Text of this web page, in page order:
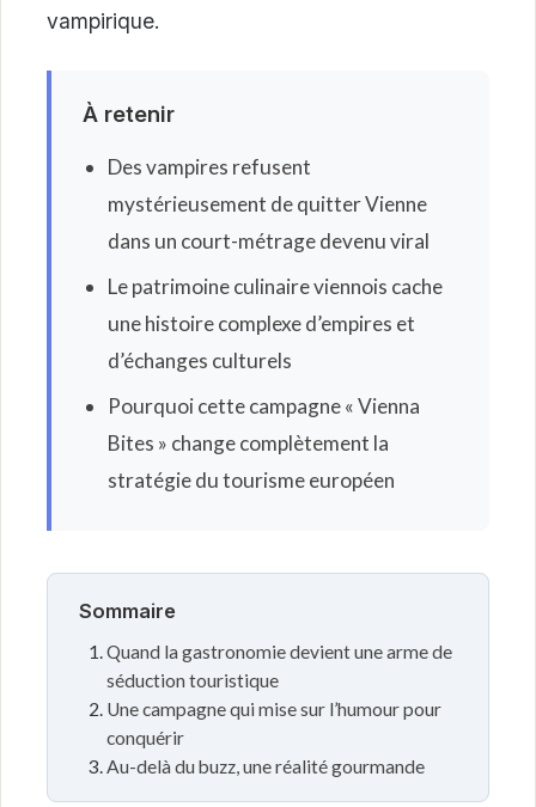
vampirique.
À retenir
Des vampires refusent
mystérieusement de quitter Vienne
dans un court-métrage devenu viral
Le patrimoine culinaire viennois cache
une histoire complexe d’empires et
d’échanges culturels
Pourquoi cette campagne « Vienna
Bites » change complètement la
stratégie du tourisme européen
Sommaire
Quand la gastronomie devient une arme de
séduction touristique
Une campagne qui mise sur l’humour pour
conquérir
Au-delà du buzz, une réalité gourmande